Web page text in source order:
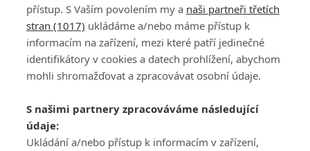
PŘIHLÁSIT
REGISTROVAT
DISKUZE
Šéfredaktorkou webu jePetr Slavík, e-mailserialy@fandimefilmu.cz
Máte-li zájem o inzerci na našem webu napište nám na e-mail
studio@koncal.com
přístup. S Vaším povolením my a naši partneři třetích
stran (1017) ukládáme a/nebo máme přístup k
informacím na zařízení, mezi které patří jedinečné
identifikátory v cookies a datech prohlížení, abychom
mohli shromažďovat a zpracovávat osobní údaje.
S našimi partnery zpracováváme následující
údaje:
Ukládání a/nebo přístup k informacím v zařízení,